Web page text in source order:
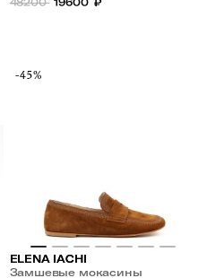
-45%
ELENA IACHI
Замшевые мокасины